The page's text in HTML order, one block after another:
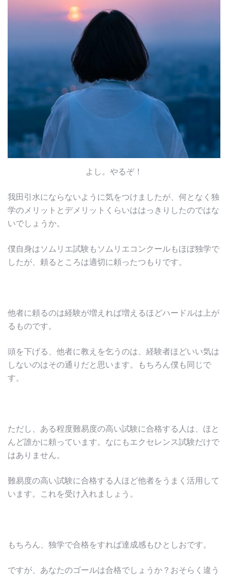
よし。やるぞ！
我田引水にならないように気をつけましたが、何となく独
学のメリットとデメリットくらいははっきりしたのではな
いでしょうか。
僕自身はソムリエ試験もソムリエコンクールもほぼ独学で
したが、頼るところは適切に頼ったつもりです。
他者に頼るのは経験が増えれば増えるほどハードルは上が
るものです。
頭を下げる、他者に教えを乞うのは、経験者ほどいい気は
しないのはその通りだと思います。もちろん僕も同じで
す。
ただし、ある程度難易度の高い試験に合格する人は、ほと
んど誰かに頼っています。なにもエクセレンス試験だけで
はありません。
難易度の高い試験に合格する人ほど他者をうまく活用して
います。これを受け入れましょう。
もちろん、独学で合格をすれば達成感もひとしおです。
ですが、あなたのゴールは合格でしょうか？おそらく違う